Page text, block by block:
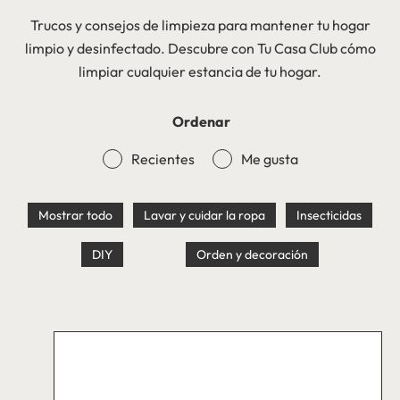
Trucos y consejos de limpieza para mantener tu hogar
limpio y desinfectado. Descubre con Tu Casa Club cómo
limpiar cualquier estancia de tu hogar.
Ordenar
Recientes Me gusta
Mostrar todo Lavar y cuidar la ropa Insecticidas
DIY Orden y decoración